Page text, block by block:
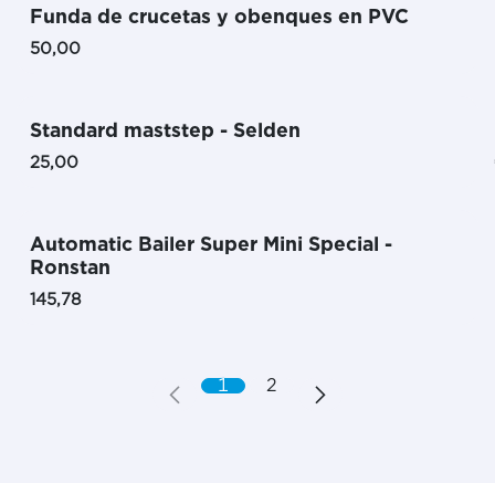
Funda de crucetas y obenques en PVC
50,00
Standard maststep - Selden
25,00
Automatic Bailer Super Mini Special -
Ronstan
145,78
1 2